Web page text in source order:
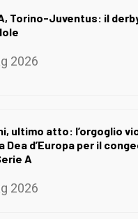
Torino-Juventus: il
2026
ultimo atto: l’orgoglio
Dea d’Europa per il
A
2026